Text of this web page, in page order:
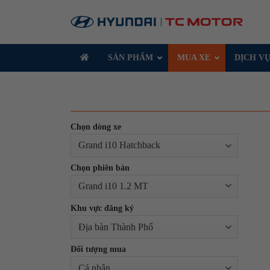
SẢN PHẨM MUA XE DỊCH VỤ
Chọn dòng xe
Chọn phiên bản
Khu vực đăng ký
Đối tượng mua